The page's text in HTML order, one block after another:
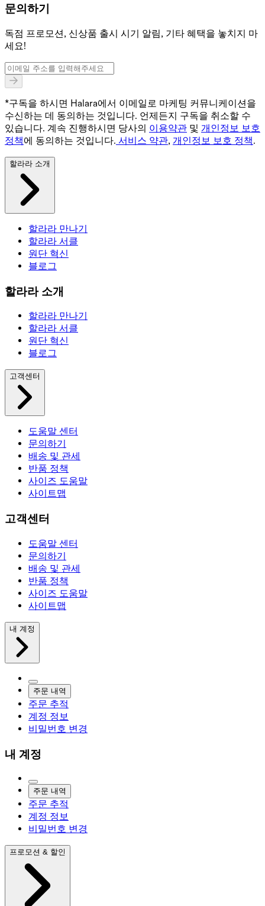
문의하기
독점 프로모션, 신상품 출시 시기 알림, 기타 혜택을 놓치지 마
세요!
*구독을 하시면 Halara에서 이메일로 마케팅 커뮤니케이션을
수신하는 데 동의하는 것입니다. 언제든지 구독을 취소할 수
있습니다. 계속 진행하시면 당사의 이용약관 및 개인정보 보호
정책에 동의하는 것입니다. 서비스 약관, 개인정보 보호 정책.
할라라 소개
할라라 만나기
할라라 서클
원단 혁신
블로그
할라라 소개
할라라 만나기
할라라 서클
원단 혁신
블로그
고객센터
도움말 센터
문의하기
배송 및 관세
반품 정책
사이즈 도움말
사이트맵
고객센터
도움말 센터
문의하기
배송 및 관세
반품 정책
사이즈 도움말
사이트맵
내 계정
주문 내역
주문 추적
계정 정보
비밀번호 변경
내 계정
주문 내역
주문 추적
계정 정보
비밀번호 변경
프로모션 & 할인